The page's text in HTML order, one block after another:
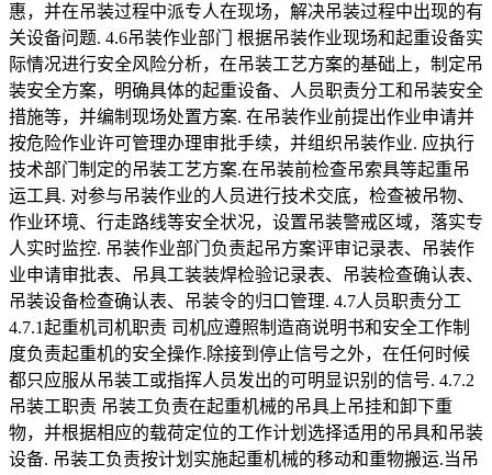
惠，并在吊装过程中派专人在现场，解决吊装过程中出现的有
关设备问题. 4.6吊装作业部门 根据吊装作业现场和起重设备实
际情况进行安全风险分析，在吊装工艺方案的基础上，制定吊
装安全方案，明确具体的起重设备、人员职责分工和吊装安全
措施等，并编制现场处置方案. 在吊装作业前提出作业申请并
按危险作业许可管理办理审批手续，并组织吊装作业. 应执行
技术部门制定的吊装工艺方案.在吊装前检查吊索具等起重吊
运工具. 对参与吊装作业的人员进行技术交底，检查被吊物、
作业环境、行走路线等安全状况，设置吊装警戒区域，落实专
人实时监控. 吊装作业部门负责起吊方案评审记录表、吊装作
业申请审批表、吊具工装装焊检验记录表、吊装检查确认表、
吊装设备检查确认表、吊装令的归口管理. 4.7人员职责分工
4.7.1起重机司机职责 司机应遵照制造商说明书和安全工作制
度负责起重机的安全操作.除接到停止信号之外，在任何时候
都只应服从吊装工或指挥人员发出的可明显识别的信号. 4.7.2
吊装工职责 吊装工负责在起重机械的吊具上吊挂和卸下重
物，并根据相应的载荷定位的工作计划选择适用的吊具和吊装
设备. 吊装工负责按计划实施起重机械的移动和重物搬运.当吊